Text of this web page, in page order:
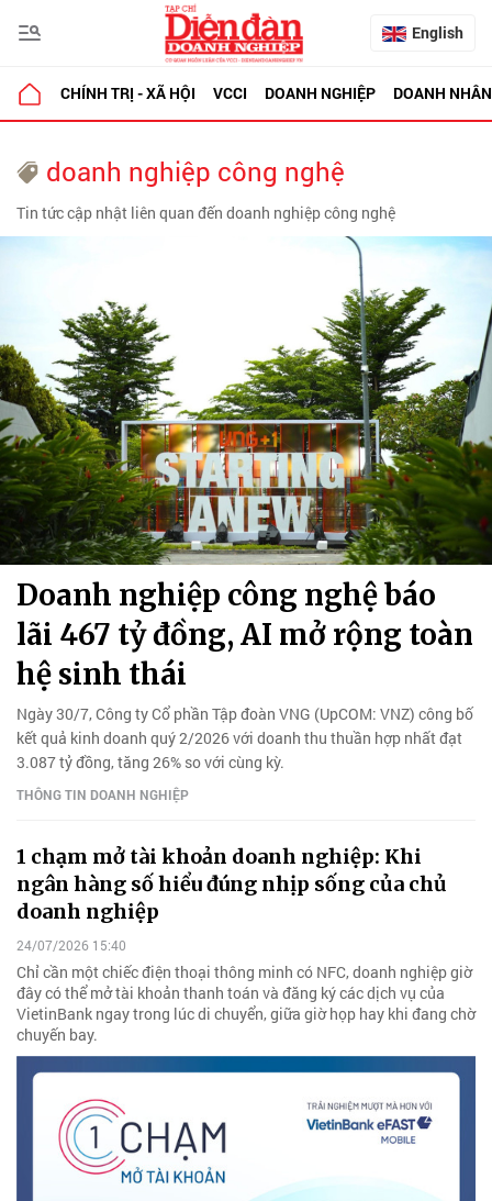
English
CHÍNH TRỊ - XÃ HỘI VCCI DOANH NGHIỆP DOANH NHÂN
doanh nghiệp công nghệ
Tin tức cập nhật liên quan đến doanh nghiệp công nghệ
Doanh nghiệp công nghệ báo
lãi 467 tỷ đồng, AI mở rộng toàn
hệ sinh thái
Ngày 30/7, Công ty Cổ phần Tập đoàn VNG (UpCOM: VNZ) công bố
kết quả kinh doanh quý 2/2026 với doanh thu thuần hợp nhất đạt
3.087 tỷ đồng, tăng 26% so với cùng kỳ.
THÔNG TIN DOANH NGHIỆP
1 chạm mở tài khoản doanh nghiệp: Khi
ngân hàng số hiểu đúng nhịp sống của chủ
doanh nghiệp
24/07/2026 15:40
Chỉ cần một chiếc điện thoại thông minh có NFC, doanh nghiệp giờ
đây có thể mở tài khoản thanh toán và đăng ký các dịch vụ của
VietinBank ngay trong lúc di chuyển, giữa giờ họp hay khi đang chờ
chuyến bay.